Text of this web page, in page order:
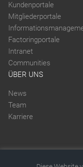
Kundenportale
Mitgliederportale
Factoringportale
Intranet
Communities
ÜBER UNS
News
Team
Karriere